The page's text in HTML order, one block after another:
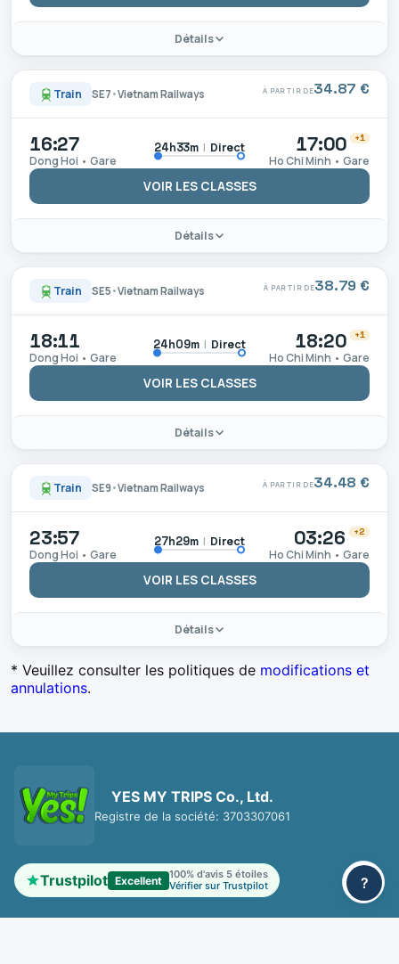
?
Détails
Train SE7 •Vietnam Railways À PARTIR DE34.87 €
16:27
Dong Hoi • Gare
24h33m | Direct 17:00 +1
Ho Chi Minh • Gare
VOIR LES CLASSES
Détails
Train SE5 •Vietnam Railways À PARTIR DE38.79 €
18:11
Dong Hoi • Gare
24h09m | Direct 18:20 +1
Ho Chi Minh • Gare
VOIR LES CLASSES
Détails
Train SE9 •Vietnam Railways À PARTIR DE34.48 €
23:57
Dong Hoi • Gare
27h29m | Direct 03:26 +2
Ho Chi Minh • Gare
VOIR LES CLASSES
Détails
* Veuillez consulter les politiques de modifications et
annulations.
YES MY TRIPS Co., Ltd.
Registre de la société: 3703307061
Trustpilot Excellent 100% d'avis 5 étoiles
Vérifier sur Trustpilot
Liens